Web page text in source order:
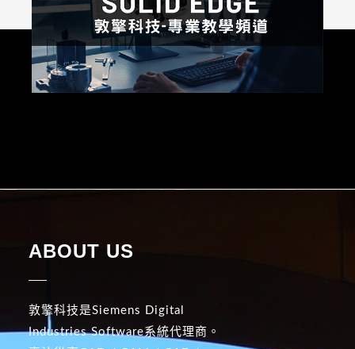
ABOUT US
敦擎科技是Siemens Digital
Industries Software系統代理商。